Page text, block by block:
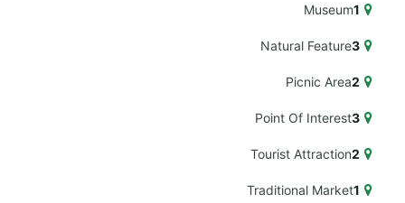
1
Museum
3
Natural Feature
2
Picnic Area
3
Point Of Interest
2
Tourist Attraction
1
Traditional Market